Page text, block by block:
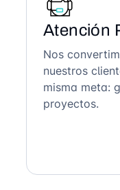
Atención
Nos
nuestros
misma meta:
proyectos.